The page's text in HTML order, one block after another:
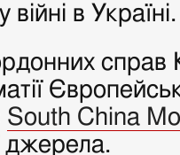
війні в Україні.
справ
South China
джерела.